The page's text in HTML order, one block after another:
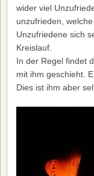
wider viel
unzufrieden,
Unzufriedene sich
Kreislauf.
In der Regel findet
mit ihm geschieht.
Dies ist ihm aber